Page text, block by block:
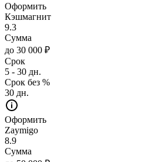
Оформить
Кэшмагнит
9.3
Сумма
до 30 000 ₽
Срок
5 - 30 дн.
Срок без %
30 дн.
Оформить
Zaymigo
8.9
Сумма